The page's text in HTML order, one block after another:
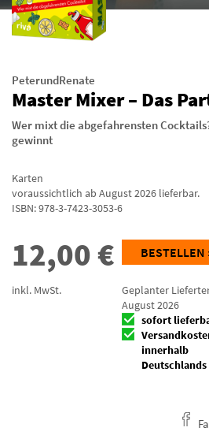
PeterundRenate
Master Mixer – Das
Wer mixt die abgefahrensten
gewinnt
Karten
voraussichtlich ab August 2026 lieferbar.
ISBN:978-3-7423-3053-6
12,00€
inkl. MwSt.
BESTELLEN
Geplanter
August 2026
sofort
innerhalb
Deutschlands